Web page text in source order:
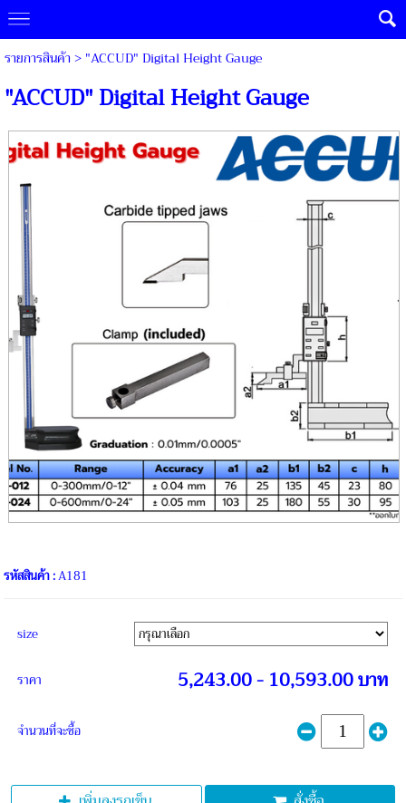
รายการสินค้า > "ACCUD" Digital Height Gauge
"ACCUD" Digital Height Gauge
รหัสสินค้า :A181
size
ราคา 5,243.00 - 10,593.00 บาท
จำนวนที่จะซื้อ